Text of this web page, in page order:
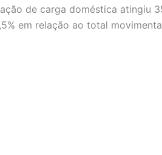
de carga doméstica atingiu
em relação ao total